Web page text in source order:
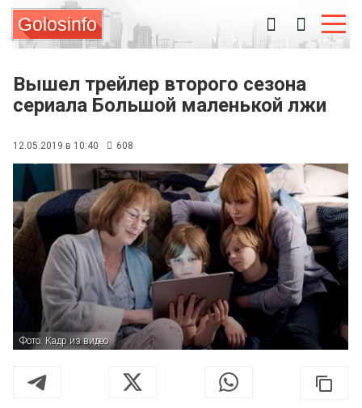
Golosinfo
Вышел трейлер второго сезона
сериала Большой маленькой лжи
12.05.2019 в 10:40 608
Фото: Кадр из видео